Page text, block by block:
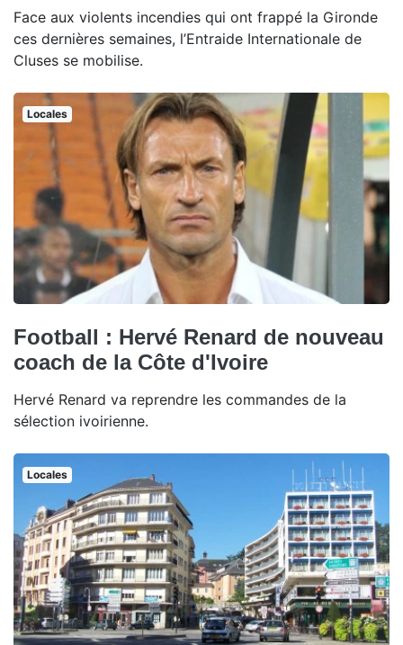
Face aux violents incendies qui ont frappé la Gironde
ces dernières semaines, l’Entraide Internationale de
Cluses se mobilise.
Locales
Football : Hervé Renard de nouveau
coach de la Côte d'Ivoire
Hervé Renard va reprendre les commandes de la
sélection ivoirienne.
Locales